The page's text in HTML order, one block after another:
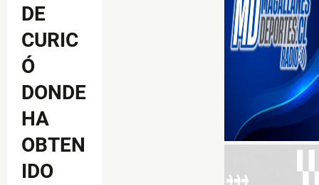
DE
CURIC
Ó
DONDE
HA
OBTEN
IDO